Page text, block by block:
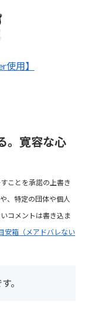
用】
。寛容な心
ことを承諾の上書き
、特定の団体や個人
コメントは書き込ま
安箱（メアドバレない
。